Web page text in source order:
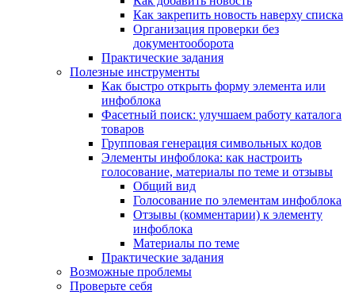
Как закрепить новость наверху списка
Организация проверки без
документооборота
Практические задания
Полезные инструменты
Как быстро открыть форму элемента или
инфоблока
Фасетный поиск: улучшаем работу каталога
товаров
Групповая генерация символьных кодов
Элементы инфоблока: как настроить
голосование, материалы по теме и отзывы
Общий вид
Голосование по элементам инфоблока
Отзывы (комментарии) к элементу
инфоблока
Материалы по теме
Практические задания
Возможные проблемы
Проверьте себя